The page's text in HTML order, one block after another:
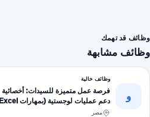
وظائف قد تهمك
وظائف مشابهة
و
وظائف خالية
فرصة عمل متميزة للسيدات: أخصائية
دعم عمليات لوجستية (بمهارات Excel
احترافية)
مصر